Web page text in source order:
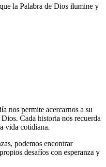
la Palabra de Dios ilumine y
nos permite acercarnos a su
Cada historia nos recuerda
vida cotidiana.
podemos encontrar
desafíos con esperanza y